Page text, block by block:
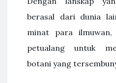
berasal dari dunia
minat para
petualang untuk
botani yang